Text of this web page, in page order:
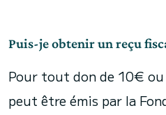
Puis-je obtenir un reçu
Pour tout don de 10€
peut être émis par la